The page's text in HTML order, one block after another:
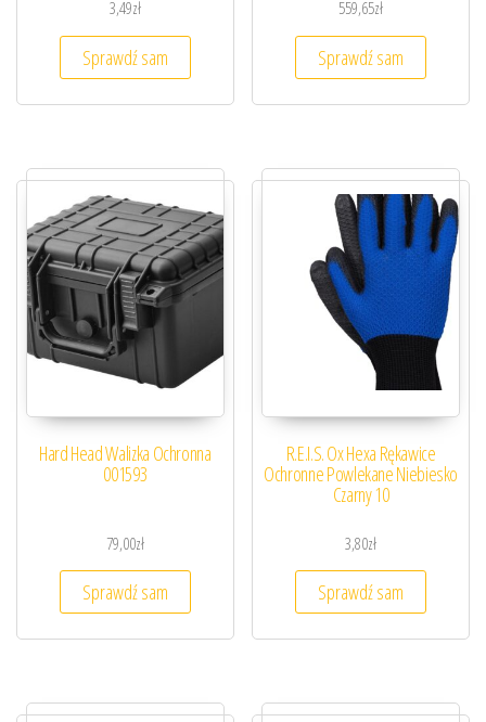
3,49zł
Sprawdź sam
559,65zł
Sprawdź sam
Hard Head Walizka Ochronna
001593
79,00zł
Sprawdź sam
R.E.I.S. Ox Hexa Rękawice
Ochronne Powlekane Niebiesko
Czarny 10
3,80zł
Sprawdź sam